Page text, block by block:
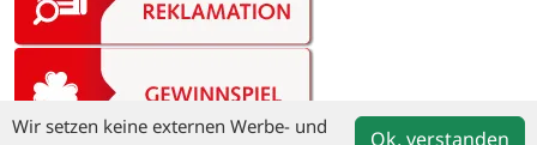
Wir setzen keine externen Werbe- und
Ok, verstanden